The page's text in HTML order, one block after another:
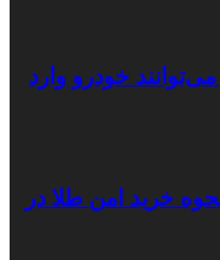
خودرو وارد
خرید امن طلا در